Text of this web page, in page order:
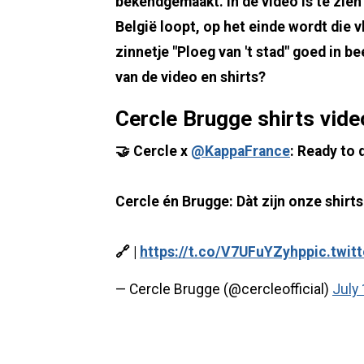
België loopt, op het einde wordt die
zinnetje "Ploeg van 't stad" goed in
van de video en shirts?
Cercle Brugge shirts
🤝 Cercle x @KappaFrance: Ready to
Cercle én Brugge: Dàt zijn onze
🔗 | https://t.co/V7UFuYZyhp
— Cercle Brugge (@cercleofficial) July